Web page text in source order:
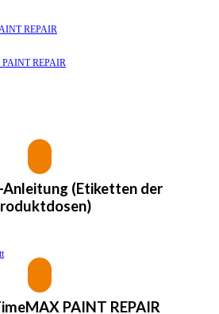
REPAIR
PAINT REPAIR
Anleitung (Etiketten der
PAINT REPAIR